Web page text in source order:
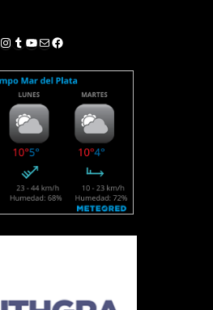
Instagram
Tumblr
YouTube
Correo electrónico
Facebook